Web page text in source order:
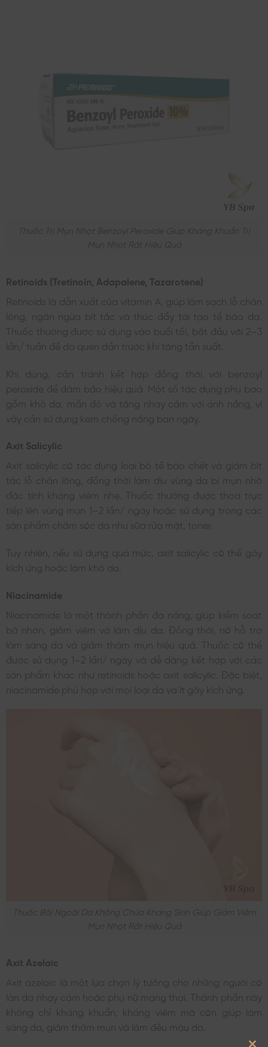
Thuốc Trị Mụn Nhọt Benzoyl Peroxide Giúp Kháng Khuẩn Trị
Mụn Nhọt Rất Hiệu Quả
Retinoids (Tretinoin, Adapalene, Tazarotene)
Retinoids là dẫn xuất của vitamin A, giúp làm sạch lỗ chân
lông, ngăn ngừa bít tắc và thúc đẩy tái tạo tế bào da.
Thuốc thường được sử dụng vào buổi tối, bắt đầu với 2–3
lần/ tuần để da quen dần trước khi tăng tần suất.
Khi dùng, cần tránh kết hợp đồng thời với benzoyl
peroxide để đảm bảo hiệu quả. Một số tác dụng phụ bao
gồm khô da, mẩn đỏ và tăng nhạy cảm với ánh nắng, vì
vậy cần sử dụng kem chống nắng ban ngày.
Axit Salicylic
Axit salicylic có tác dụng loại bỏ tế bào chết và giảm bít
tắc lỗ chân lông, đồng thời làm dịu vùng da bị mụn nhờ
đặc tính kháng viêm nhẹ. Thuốc thường được thoa trực
tiếp lên vùng mụn 1–2 lần/ ngày hoặc sử dụng trong các
sản phẩm chăm sóc da như sữa rửa mặt, toner.
Tuy nhiên, nếu sử dụng quá mức, axit salicylic có thể gây
kích ứng hoặc làm khô da.
Niacinamide
Niacinamide là một thành phần đa năng, giúp kiểm soát
bã nhờn, giảm viêm và làm dịu da. Đồng thời, nó hỗ trợ
làm sáng da và giảm thâm mụn hiệu quả. Thuốc có thể
được sử dụng 1–2 lần/ ngày và dễ dàng kết hợp với các
sản phẩm khác như retinoids hoặc axit salicylic. Đặc biệt,
niacinamide phù hợp với mọi loại da và ít gây kích ứng.
Thuốc Bôi Ngoài Da Không Chứa Kháng Sinh Giúp Giảm Viêm
Mụn Nhọt Rất Hiệu Quả
Axit Azelaic
Axit azelaic là một lựa chọn lý tưởng cho những người có
làn da nhạy cảm hoặc phụ nữ mang thai. Thành phần này
không chỉ kháng khuẩn, kháng viêm mà còn giúp làm
sáng da, giảm thâm mụn và làm đều màu da.